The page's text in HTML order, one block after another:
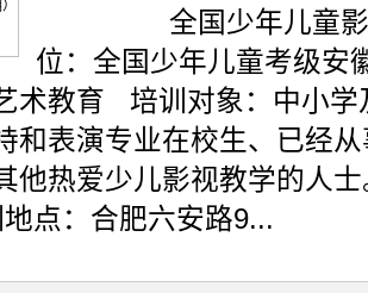
全国少年儿童影视
位：全国少年儿童考级安
术教育 培训对象：中小学
和表演专业在校生、已经
他热爱少儿影视教学的人
点：合肥六安路9...